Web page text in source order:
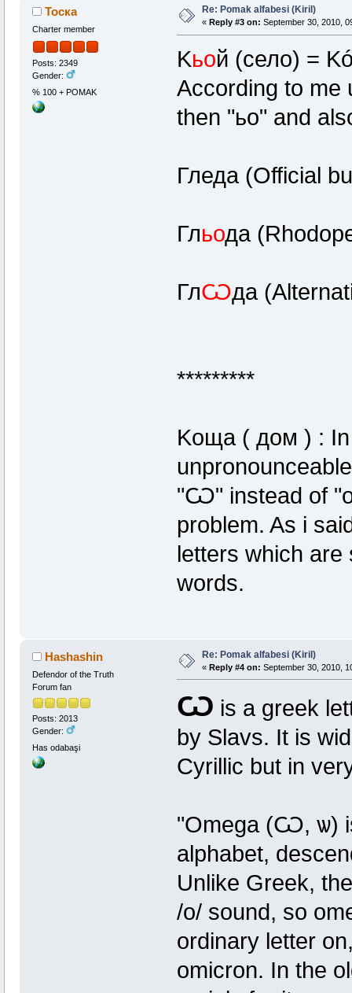
Тоска
Charter member
Posts: 2349
Gender:
% 100 + POMAK
Re: Pomak alfabesi (Kiril)
« Reply #3 on: September 30, 2010,
Kьой (село) =
According to me
then "ьо" and
Гледа (Official
Гльода
ГлѠда
*********
Kоща ( дом ) :
"Ѡ" instead of
problem. As i
letters which
words.
Hashashin
Defendor of the Truth
Forum fan
Posts: 2013
Gender:
Has odabaşi
Re: Pomak alfabesi (Kiril)
« Reply #4 on: September 30, 2010,
Ѡ is a greek
by Slavs. It is
Cyrillic but in
"Omega (Ѡ, ѡ)
alphabet,
Unlike Greek,
/o/ sound, so
ordinary letter
omicron. In the